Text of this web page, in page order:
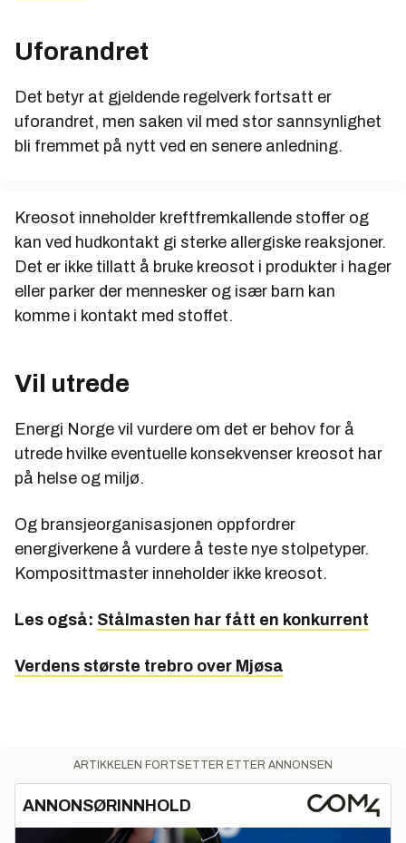
Uforandret
Det betyr at gjeldende regelverk fortsatt er
uforandret, men saken vil med stor sannsynlighet
bli fremmet på nytt ved en senere anledning.
Kreosot inneholder kreftfremkallende stoffer og
kan ved hudkontakt gi sterke allergiske reaksjoner.
Det er ikke tillatt å bruke kreosot i produkter i hager
eller parker der mennesker og især barn kan
komme i kontakt med stoffet.
Vil utrede
Energi Norge vil vurdere om det er behov for å
utrede hvilke eventuelle konsekvenser kreosot har
på helse og miljø.
Og bransjeorganisasjonen oppfordrer
energiverkene å vurdere å teste nye stolpetyper.
Komposittmaster inneholder ikke kreosot.
Les også: Stålmasten har fått en konkurrent
Verdens største trebro over Mjøsa
ARTIKKELEN FORTSETTER ETTER ANNONSEN
ANNONSØRINNHOLD